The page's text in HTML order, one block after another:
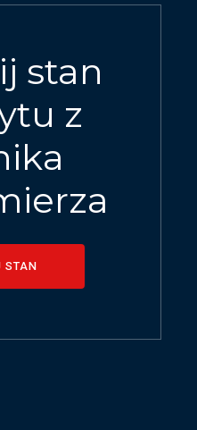
stan
z
STAN